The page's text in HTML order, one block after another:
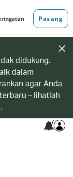
didukung.
dalam
agar Anda
– lihatlah
7